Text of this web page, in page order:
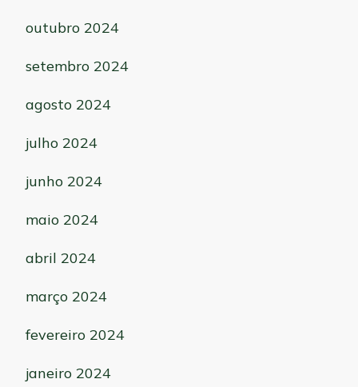
outubro 2024
setembro 2024
agosto 2024
julho 2024
junho 2024
maio 2024
abril 2024
março 2024
fevereiro 2024
janeiro 2024